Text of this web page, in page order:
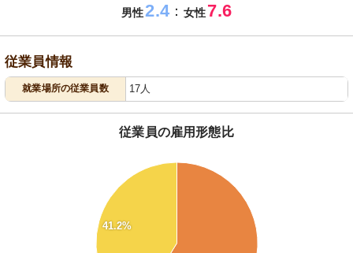
男性2.4：女性7.6
従業員情報
就業場所の従業員数 17人
従業員の雇用形態比
41.2%